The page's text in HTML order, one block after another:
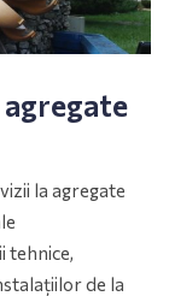
la agregate
tehnice,
de la